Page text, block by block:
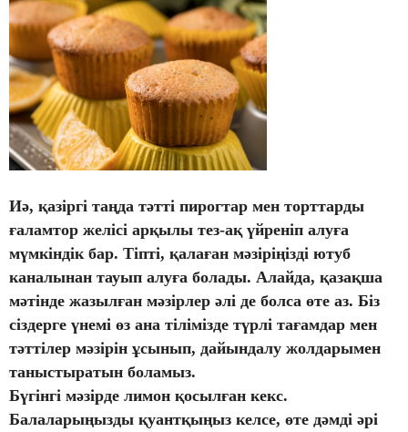
Иә, қазіргі таңда тәтті пирогтар мен торттарды
ғаламтор желісі арқылы тез-ақ үйреніп алуға
мүмкіндік бар. Тіпті, қалаған мәзіріңізді ютуб
каналынан тауып алуға болады. Алайда, қазақша
мәтінде жазылған мәзірлер әлі де болса өте аз. Біз
сіздерге үнемі өз ана тілімізде түрлі тағамдар мен
тәттілер мәзірін ұсынып, дайындалу жолдарымен
таныстыратын боламыз.
Бүгінгі мәзірде лимон қосылған кекс.
Балаларыңызды қуантқыңыз келсе, өте дәмді әрі